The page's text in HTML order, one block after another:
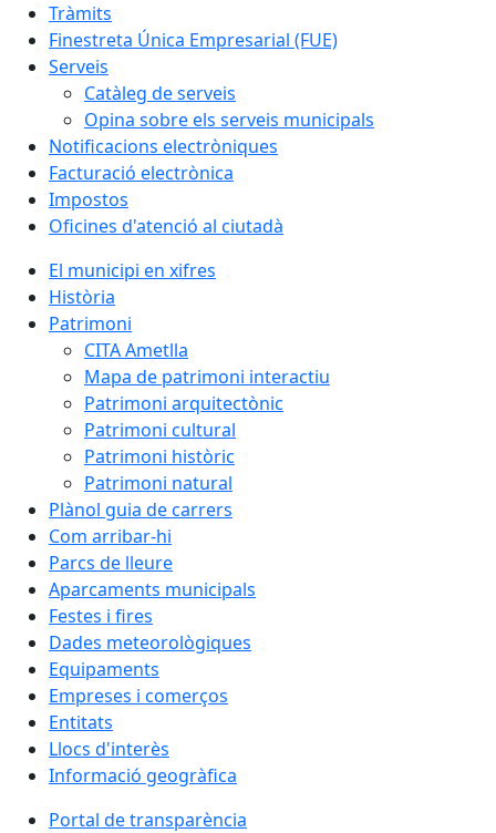
Tràmits
Finestreta Única Empresarial (FUE)
Serveis
Catàleg de serveis
Opina sobre els serveis municipals
Notificacions electròniques
Facturació electrònica
Impostos
Oficines d'atenció al ciutadà
El municipi en xifres
Història
Patrimoni
CITA Ametlla
Mapa de patrimoni interactiu
Patrimoni arquitectònic
Patrimoni cultural
Patrimoni històric
Patrimoni natural
Plànol guia de carrers
Com arribar-hi
Parcs de lleure
Aparcaments municipals
Festes i fires
Dades meteorològiques
Equipaments
Empreses i comerços
Entitats
Llocs d'interès
Informació geogràfica
Portal de transparència